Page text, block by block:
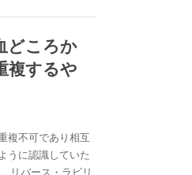
どころか
複するや
複不可であり相互
うに認識していた
リバース・ラビリ